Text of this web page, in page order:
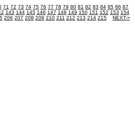
71 72 73 74 75 76 77 78 79 80 81 82 83 84 85 86 87
143 144 145 146 147 148 149 150 151 152 153 154
206 207 208 209 210 211 212 213 214 215
NEXT->